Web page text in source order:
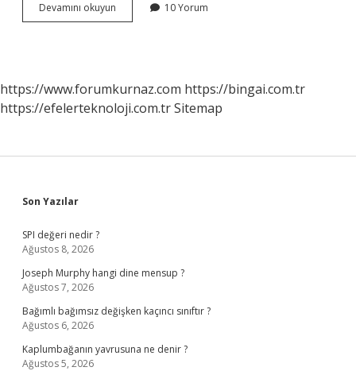
Devamını okuyun
maça
10 Yorum
https://www.forumkurnaz.com https://bingai.com.tr
https://efelerteknoloji.com.trSitemap
Sidebar
Son Yazılar
SPI değeri nedir ?
Ağustos 8, 2026
Joseph Murphy hangi dine mensup ?
Ağustos 7, 2026
Bağımlı bağımsız değişken kaçıncı sınıftır ?
Ağustos 6, 2026
Kaplumbağanın yavrusuna ne denir ?
Ağustos 5, 2026